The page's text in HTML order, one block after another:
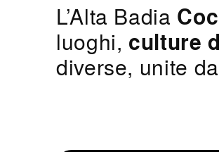
L’Alta Badia
luoghi, culture
diverse, unite